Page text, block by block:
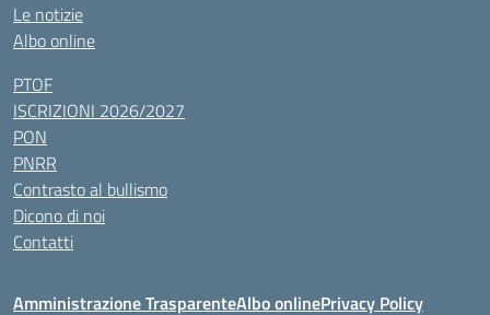
Le notizie
Albo online
PTOF
ISCRIZIONI 2026/2027
PON
PNRR
Contrasto al bullismo
Dicono di noi
Contatti
Amministrazione TrasparenteAlbo onlinePrivacy Policy